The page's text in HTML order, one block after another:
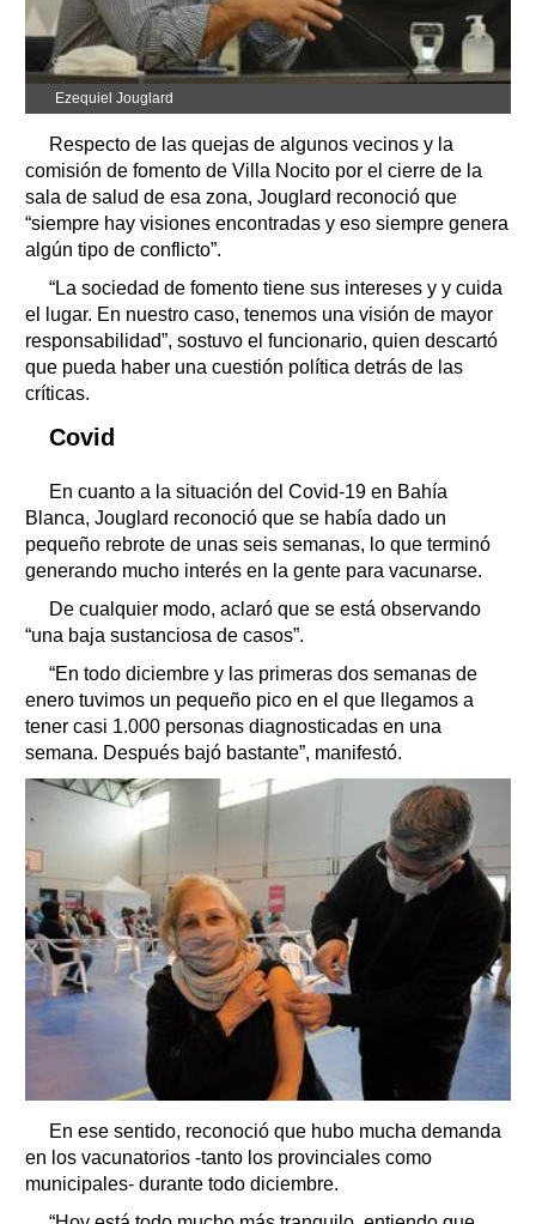
Ezequiel Jouglard
Respecto de las quejas de algunos vecinos y la
comisión de fomento de Villa Nocito por el cierre de la
sala de salud de esa zona, Jouglard reconoció que
“siempre hay visiones encontradas y eso siempre genera
algún tipo de conflicto”.
“La sociedad de fomento tiene sus intereses y y cuida
el lugar. En nuestro caso, tenemos una visión de mayor
responsabilidad”, sostuvo el funcionario, quien descartó
que pueda haber una cuestión política detrás de las
críticas.
Covid
En cuanto a la situación del Covid-19 en Bahía
Blanca, Jouglard reconoció que se había dado un
pequeño rebrote de unas seis semanas, lo que terminó
generando mucho interés en la gente para vacunarse.
De cualquier modo, aclaró que se está observando
“una baja sustanciosa de casos”.
“En todo diciembre y las primeras dos semanas de
enero tuvimos un pequeño pico en el que llegamos a
tener casi 1.000 personas diagnosticadas en una
semana. Después bajó bastante”, manifestó.
En ese sentido, reconoció que hubo mucha demanda
en los vacunatorios -tanto los provinciales como
municipales- durante todo diciembre.